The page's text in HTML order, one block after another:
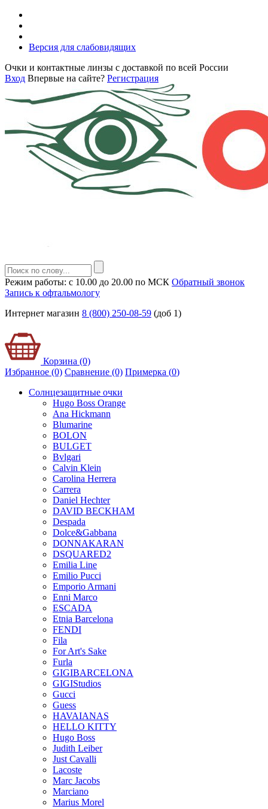
Версия для слабовидящих
Очки и контактные линзы с доставкой по всей России
Вход Впервые на сайте? Регистрация
Режим работы: с 10.00 до 20.00 по МСК Обратный звонок
Запись к офтальмологу
Интернет магазин 8 (800) 250-08-59 (доб 1)
Корзина (0)
Избранное (0) Сравнение (0) Примерка (0)
Солнцезащитные очки
Hugo Boss Orange
Ana Hickmann
Blumarine
BOLON
BULGET
Bvlgari
Calvin Klein
Carolina Herrera
Carrera
Daniel Hechter
DAVID BECKHAM
Despada
Dolce&Gabbana
DONNAKARAN
DSQUARED2
Emilia Line
Emilio Pucci
Emporio Armani
Enni Marco
ESCADA
Etnia Barcelona
FENDI
Fila
For Art's Sake
Furla
GIGIBARCELONA
GIGIStudios
Gucci
Guess
HAVAIANAS
HELLO KITTY
Hugo Boss
Judith Leiber
Just Cavalli
Lacoste
Marc Jacobs
Marciano
Marius Morel